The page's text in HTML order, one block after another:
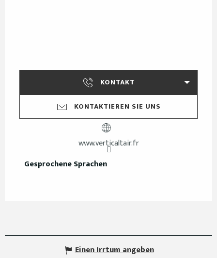
KONTAKT
KONTAKTIEREN SIE UNS
www.verticaltair.fr
Gesprochene Sprachen
Gesprochene Sprachen
Einen Irrtum angeben